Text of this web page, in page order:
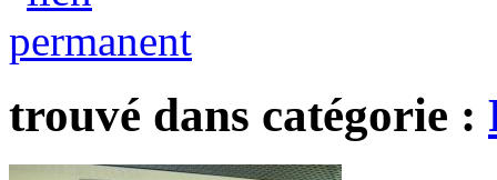
trouvé dans catégorie :